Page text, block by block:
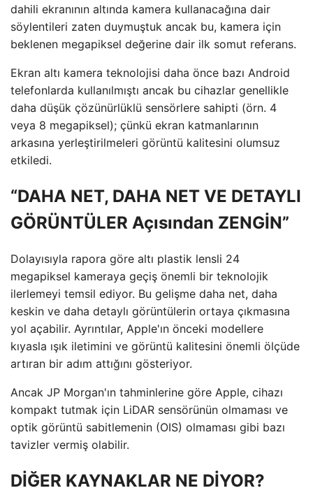
dahili ekranının altında kamera kullanacağına dair
söylentileri zaten duymuştuk ancak bu, kamera için
beklenen megapiksel değerine dair ilk somut referans.
Ekran altı kamera teknolojisi daha önce bazı Android
telefonlarda kullanılmıştı ancak bu cihazlar genellikle
daha düşük çözünürlüklü sensörlere sahipti (örn. 4
veya 8 megapiksel); çünkü ekran katmanlarının
arkasına yerleştirilmeleri görüntü kalitesini olumsuz
etkiledi.
“DAHA NET, DAHA NET VE DETAYLI
GÖRÜNTÜLER Açısından ZENGİN”
Dolayısıyla rapora göre altı plastik lensli 24
megapiksel kameraya geçiş önemli bir teknolojik
ilerlemeyi temsil ediyor. Bu gelişme daha net, daha
keskin ve daha detaylı görüntülerin ortaya çıkmasına
yol açabilir. Ayrıntılar, Apple'ın önceki modellere
kıyasla ışık iletimini ve görüntü kalitesini önemli ölçüde
artıran bir adım attığını gösteriyor.
Ancak JP Morgan'ın tahminlerine göre Apple, cihazı
kompakt tutmak için LiDAR sensörünün olmaması ve
optik görüntü sabitlemenin (OIS) olmaması gibi bazı
tavizler vermiş olabilir.
DİĞER KAYNAKLAR NE DİYOR?